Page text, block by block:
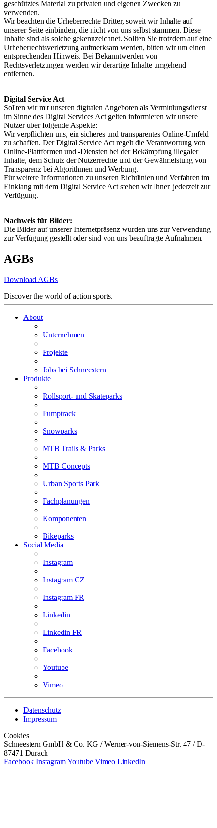
geschütztes Material zu privaten und eigenen Zwecken zu
verwenden.
Wir beachten die Urheberrechte Dritter, soweit wir Inhalte auf
unserer Seite einbinden, die nicht von uns selbst stammen. Diese
Inhalte sind als solche gekennzeichnet. Sollten Sie trotzdem auf eine
Urheberrechtsverletzung aufmerksam werden, bitten wir um einen
entsprechenden Hinweis. Bei Bekanntwerden von
Rechtsverletzungen werden wir derartige Inhalte umgehend
entfernen.
Digital Service Act
Sollten wir mit unseren digitalen Angeboten als Vermittlungsdienst
im Sinne des Digital Services Act gelten informieren wir unsere
Nutzer über folgende Aspekte:
Wir verpflichten uns, ein sicheres und transparentes Online-Umfeld
zu schaffen. Der Digital Service Act regelt die Verantwortung von
Online-Plattformen und -Diensten bei der Bekämpfung illegaler
Inhalte, dem Schutz der Nutzerrechte und der Gewährleistung von
Transparenz bei Algorithmen und Werbung.
Für weitere Informationen zu unseren Richtlinien und Verfahren im
Einklang mit dem Digital Service Act stehen wir Ihnen jederzeit zur
Verfügung.
Nachweis für Bilder:
Die Bilder auf unserer Internetpräsenz wurden uns zur Verwendung
zur Verfügung gestellt oder sind von uns beauftragte Aufnahmen.
AGBs
Download AGBs
Discover the world of action sports.
About
Unternehmen
Projekte
Jobs bei Schneestern
Produkte
Rollsport- und Skateparks
Pumptrack
Snowparks
MTB Trails & Parks
MTB Concepts
Urban Sports Park
Fachplanungen
Komponenten
Bikeparks
Social Media
Instagram
Instagram CZ
Instagram FR
Linkedin
Linkedin FR
Facebook
Youtube
Vimeo
Datenschutz
Impressum
Cookies
Schneestern GmbH & Co. KG / Werner-von-Siemens-Str. 47 / D-
87471 Durach
Facebook InstagramYoutube Vimeo LinkedIn